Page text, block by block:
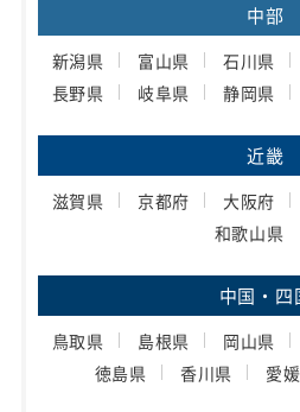
中部
新潟県 富山県 石川県
長野県
岐阜県 静岡県
近畿
滋賀県 京都府 大阪府
和歌山県
中国・四
鳥取県 島根県 岡山県
徳島県
香川県 愛